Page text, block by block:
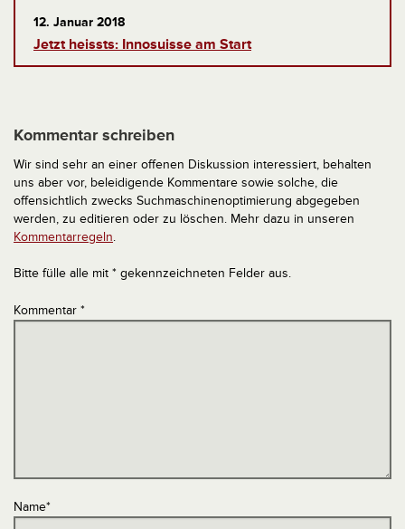
12. Januar 2018
Jetzt heissts: Innosuisse am Start
Kommentar schreiben
Wir sind sehr an einer offenen Diskussion interessiert, behalten
uns aber vor, beleidigende Kommentare sowie solche, die
offensichtlich zwecks Suchmaschinenoptimierung abgegeben
werden, zu editieren oder zu löschen. Mehr dazu in unseren
Kommentarregeln.
Bitte fülle alle mit * gekennzeichneten Felder aus.
Kommentar *
Name*